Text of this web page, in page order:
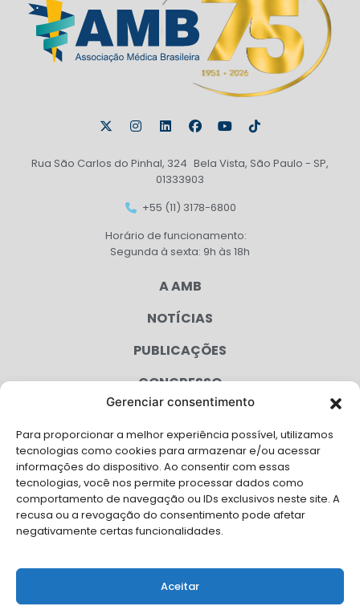
Gerenciar consentimento
Para proporcionar a melhor experiência possível, utilizamos
tecnologias como cookies para armazenar e/ou acessar
informações do dispositivo. Ao consentir com essas
tecnologias, você nos permite processar dados como
comportamento de navegação ou IDs exclusivos neste site. A
recusa ou a revogação do consentimento pode afetar
negativamente certas funcionalidades.
Aceitar
Rua São Carlos do Pinhal, 324 Bela Vista, São Paulo - SP,
01333903
+55 (11) 3178-6800
Horário de funcionamento:
Segunda à sexta: 9h às 18h
A AMB
NOTÍCIAS
PUBLICAÇÕES
CONGRESSO
CAMPANHAS
SERVIÇOS
FILIADAS
FALE CONOSCO